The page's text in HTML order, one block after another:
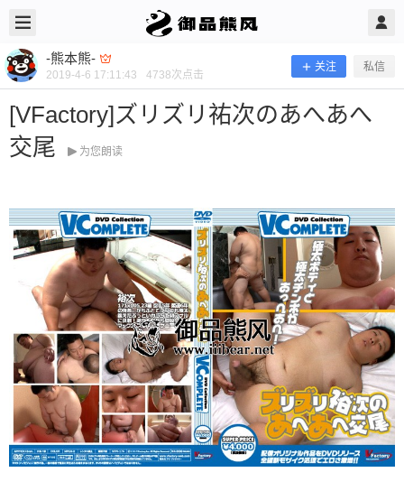
-熊本熊-
2019-4-6 17:11:43 4738次点击
关注 私信
[VFactory]ズリズリ祐次のあへあへ
交尾
为您朗读
-熊本熊- @ 御品熊风 2019/4/06
[VFactory]ズリズリ祐次のあへあへ交
尾
当前隐藏内容需要支付100熊币 已有96人支付 登录
立刻注册 0 收藏